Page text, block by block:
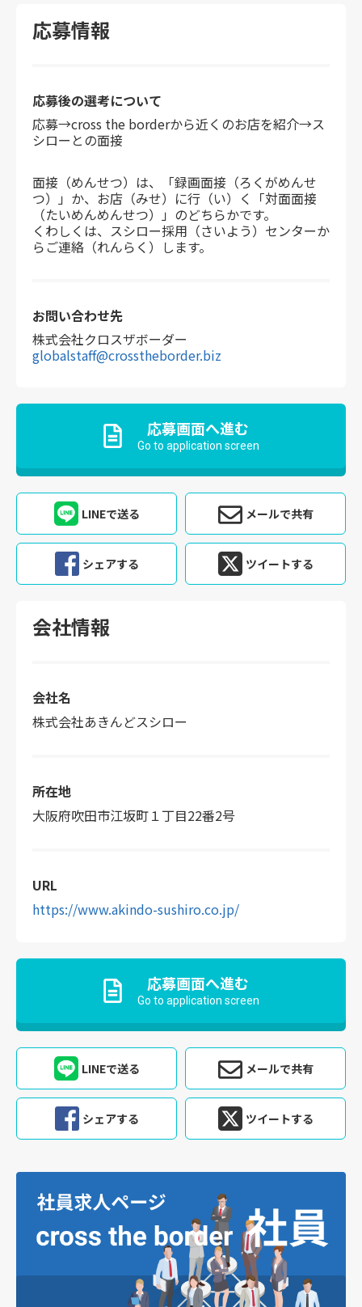
応募情報
応募後の選考について
応募→cross the borderから近くのお店を紹介→ス
シローとの面接
面接（めんせつ）は、「録画面接（ろくがめんせ
つ）」か、お店（みせ）に行（い）く「対面面接
（たいめんめんせつ）」のどちらかです。
くわしくは、スシロー採用（さいよう）センターか
らご連絡（れんらく）します。
お問い合わせ先
株式会社クロスザボーダー
globalstaff@crosstheborder.biz
応募画面へ進む
Go to application screen
LINEで送る メールで共有
シェアする ツイートする
会社情報
会社名
株式会社あきんどスシロー
所在地
大阪府吹田市江坂町１丁目22番2号
URL
https://www.akindo-sushiro.co.jp/
応募画面へ進む
Go to application screen
LINEで送る メールで共有
シェアする ツイートする